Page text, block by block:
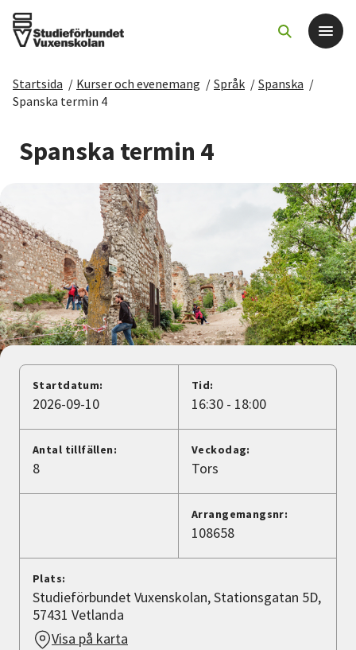
Det här gör vi
För dig som
Sök kurser och evenemang
Om SV
Starta studiecirkel
Cirkelledare
Nyheter
Avdelningar
Lyssna
Startsida / Kurser och evenemang / Språk / Spanska /
Spanska termin 4
Spanska termin 4
Startdatum:
2026-09-10
Tid:
16:30 - 18:00
Antal tillfällen:
8
Veckodag:
Tors
Arrangemangsnr:
108658
Plats:
Studieförbundet Vuxenskolan, Stationsgatan 5D,
57431 Vetlanda
Visa på karta